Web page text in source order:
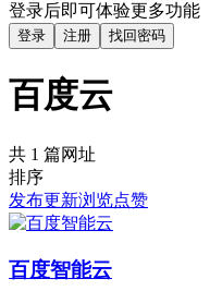
登录后即可体验更多功能
登录 注册 找回密码
百度云
共 1 篇网址
排序
发布更新浏览点赞
百度智能云